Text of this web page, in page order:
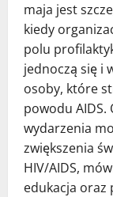
maja jest
kiedy
polu
jednoczą się i
osoby, które
powodu AIDS.
wydarzenia
zwiększenia
HIV/AIDS,
edukacja oraz